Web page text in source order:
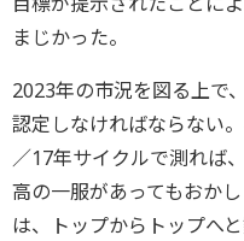
まじかった。
2023年の市況を図る上で
認定しなければならない
／17年サイクルで測れば
高の一服があってもおか
は、トップからトップへ